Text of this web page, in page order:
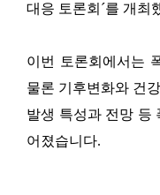
대응 토론회´를 개최
이번 토론회에서는
물론 기후변화와 건
발생 특성과 전망 등
어졌습니다.